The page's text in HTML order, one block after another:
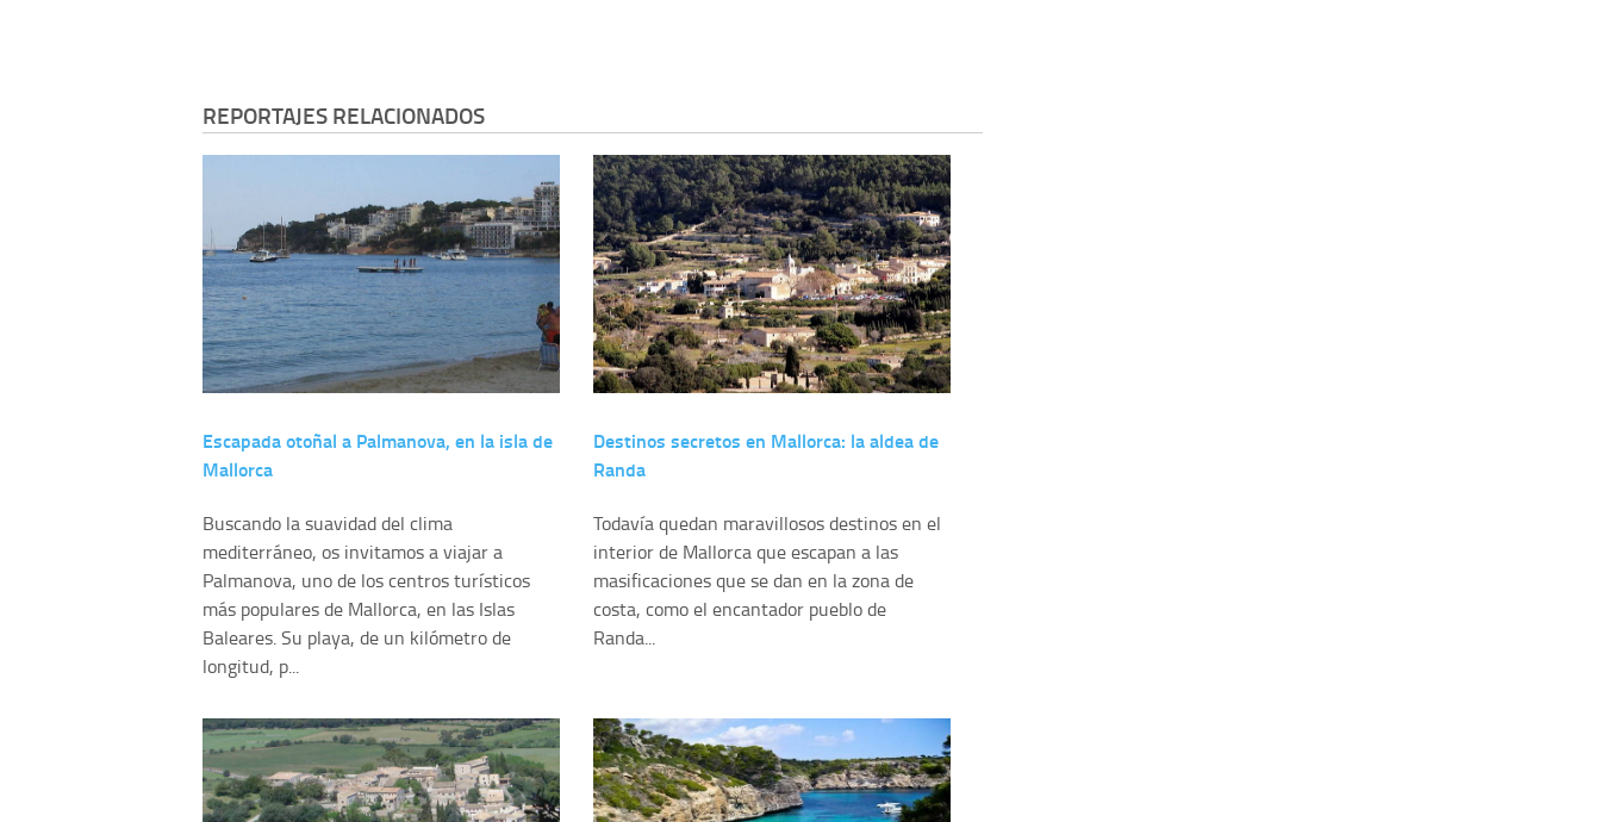
REPORTAJES RELACIONADOS
Escapada otoñal a Palmanova, en la isla de
Mallorca
Buscando la suavidad del clima
mediterráneo, os invitamos a viajar a
Palmanova, uno de los centros turísticos
más populares de Mallorca, en las Islas
Baleares. Su playa, de un kilómetro de
longitud, p...
Destinos secretos en Mallorca: la aldea de
Randa
Todavía quedan maravillosos destinos en el
interior de Mallorca que escapan a las
masificaciones que se dan en la zona de
costa, como el encantador pueblo de
Randa...